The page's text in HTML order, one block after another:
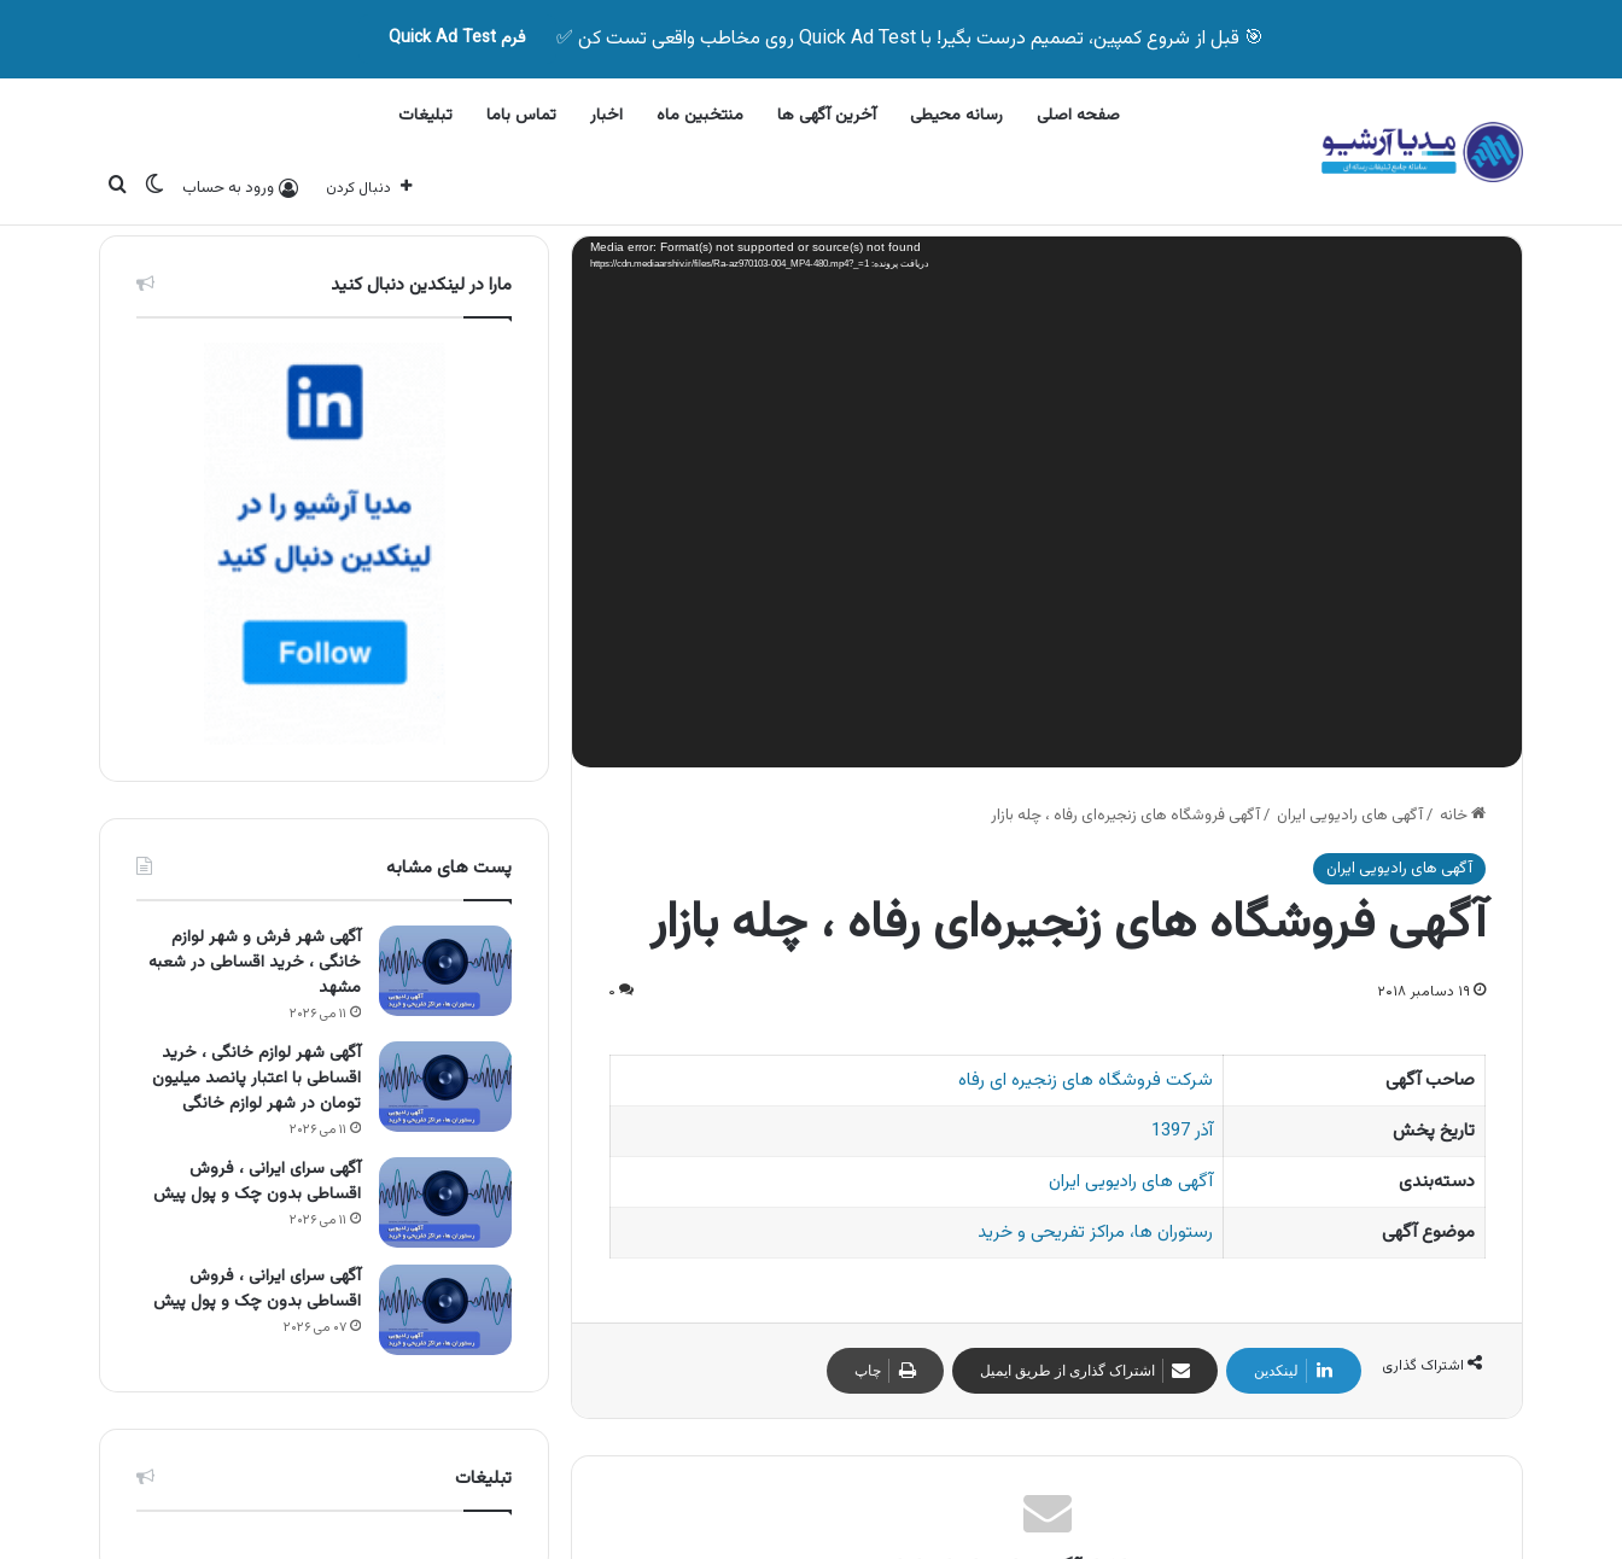
🎯 قبل از شروع کمپین، تصمیم درست بگیر! با Quick Ad Test روی مخاطب واقعی تست کن ✅ فرم Quick Ad Test
صفحه اصلی رسانه محیطی آخرین آگهی ها منتخبین ماه اخبار تماس باما تبلیغات
دنبال کردن ورود به حساب تغییر پوسته
جستجو برای پنج‌شنبه, 6 آگوست 2026 آگهی های تازه
نمایشگر
ویدیو Media error: Format(s) not supported or source(s) not found
دریافت پرونده: https://cdn.mediaarshiv.ir/files/Ra-az970103-004_MP4-480.mp4?_=1
خانه /آگهی های رادیویی ایران /آگهی فروشگاه های زنجیره‌ای رفاه ، چله بازار
آگهی های رادیویی ایران
آگهی فروشگاه های زنجیره‌ای رفاه ، چله بازار
۱۹ دسامبر ۲۰۱۸ ۰
صاحب آگهی
شرکت فروشگاه های زنجیره ای رفاه
تاریخ پخش
آذر 1397
دسته‌بندی
آگهی های رادیویی ایران
موضوع آگهی
رستوران ها، مراکز تفریحی و خرید
اشتراک گذاری لینکدین اشتراک گذاری از طریق ایمیل چاپ
مارا در لینکدین دنبال کنید
پست های مشابه
آگهی شهر فرش و شهر لوازم
خانگی ، خرید اقساطی در شعبه
مشهد
۱۱ می ۲۰۲۶
آگهی شهر لوازم خانگی ، خرید
اقساطی با اعتبار پانصد میلیون
تومان در شهر لوازم خانگی
۱۱ می ۲۰۲۶
آگهی سرای ایرانی ، فروش
اقساطی بدون چک و پول پیش
۱۱ می ۲۰۲۶
آگهی سرای ایرانی ، فروش
اقساطی بدون چک و پول پیش
۰۷ می ۲۰۲۶
تبلیغات